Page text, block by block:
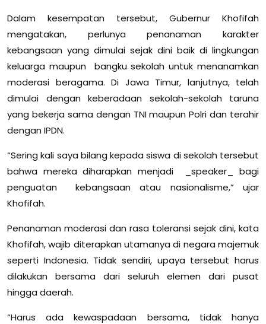
Dalam kesempatan tersebut, Gubernur Khofifah
mengatakan, perlunya penanaman karakter
kebangsaan yang dimulai sejak dini baik di lingkungan
keluarga maupun bangku sekolah untuk menanamkan
moderasi beragama. Di Jawa Timur, lanjutnya, telah
dimulai dengan keberadaan sekolah-sekolah taruna
yang bekerja sama dengan TNI maupun Polri dan terahir
dengan IPDN.
“Sering kali saya bilang kepada siswa di sekolah tersebut
bahwa mereka diharapkan menjadi _speaker_ bagi
penguatan kebangsaan atau nasionalisme,” ujar
Khofifah.
Penanaman moderasi dan rasa toleransi sejak dini, kata
Khofifah, wajib diterapkan utamanya di negara majemuk
seperti Indonesia. Tidak sendiri, upaya tersebut harus
dilakukan bersama dari seluruh elemen dari pusat
hingga daerah.
“Harus ada kewaspadaan bersama, tidak hanya